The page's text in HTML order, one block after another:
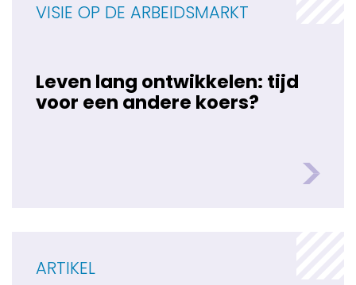
VISIE OP DE ARBEIDSMARKT
Leven lang ontwikkelen: tijd
voor een andere koers?
ARTIKEL